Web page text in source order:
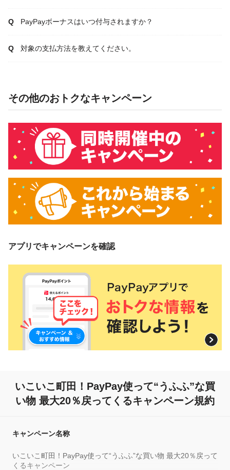
PayPayボーナスはいつ付与されますか？
対象の支払方法を教えてください。
その他のおトクなキャンペーン
アプリでキャンペーンを確認
いこいこ町田！PayPay使って“うふふ”な買
い物 最大20％戻ってくるキャンペーン規約
キャンペーン名称
いこいこ町田！PayPay使って“うふふ”な買い物 最大20％戻って
くるキャンペーン